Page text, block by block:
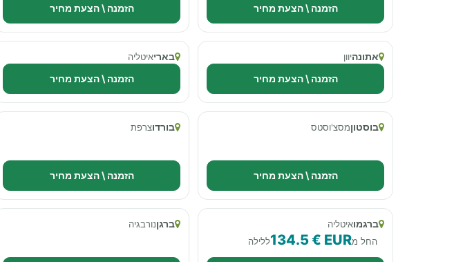
הזמנה \ הצעת מחיר הזמנה \ הצעת מחיר
אתונהיוון
הזמנה \ הצעת מחיר
באריאיטליה
הזמנה \ הצעת מחיר
בוסטוןמסצ'וסטס
הזמנה \ הצעת מחיר
בורדוצרפת
הזמנה \ הצעת מחיר
ברגמואיטליה
החל מ134.5 € EURללילה
ברגןנורבגיה